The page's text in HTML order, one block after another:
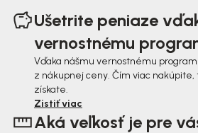
Ušetrite peniaze
vernostnému
Vďaka nášmu vernostnému
z nákupnej ceny. Čím viac nakúpite,
získate.
Zistiť viac
Aká veľkosť je pre